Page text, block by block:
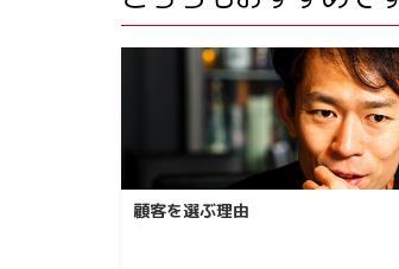
顧客を選ぶ理由